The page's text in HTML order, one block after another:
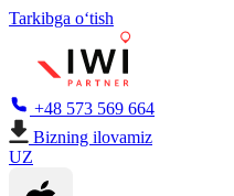
Tarkibga oʻtish
+48 573 569 664
Bizning ilovamiz
UZ